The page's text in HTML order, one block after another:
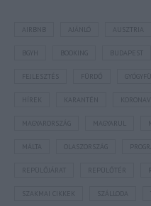
AUSZTRIA
BUDAPEST
FEJLESZTÉS
KARANTÉN
MAGYARORSZÁG
MÁLTA OLASZORSZÁG
REPÜLŐJÁRAT REPÜLŐTÉR
SZAKMAI CIKKEK SZÁLLODA